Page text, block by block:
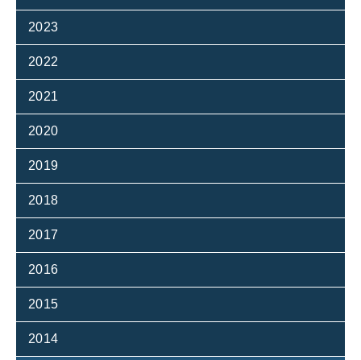
2023
2022
2021
2020
2019
2018
2017
2016
2015
2014